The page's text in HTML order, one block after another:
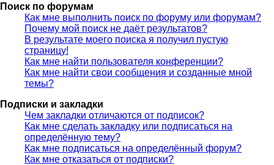
Поиск по форумам
Как мне выполнить поиск по форуму или форумам?
Почему мой поиск не даёт результатов?
В результате моего поиска я получил пустую
страницу!
Как мне найти пользователя конференции?
Как мне найти свои сообщения и созданные мной
темы?
Подписки и закладки
Чем закладки отличаются от подписок?
Как мне сделать закладку или подписаться на
определённую тему?
Как мне подписаться на определённый форум?
Как мне отказаться от подписки?